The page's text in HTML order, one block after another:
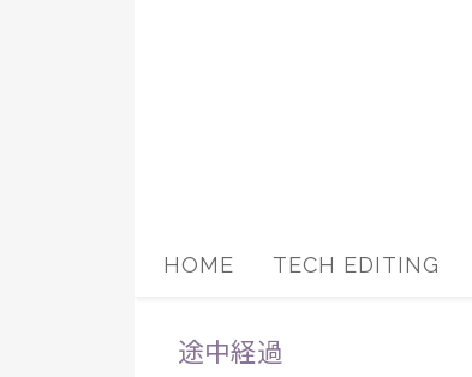
HOME TECH EDITING
途中経過